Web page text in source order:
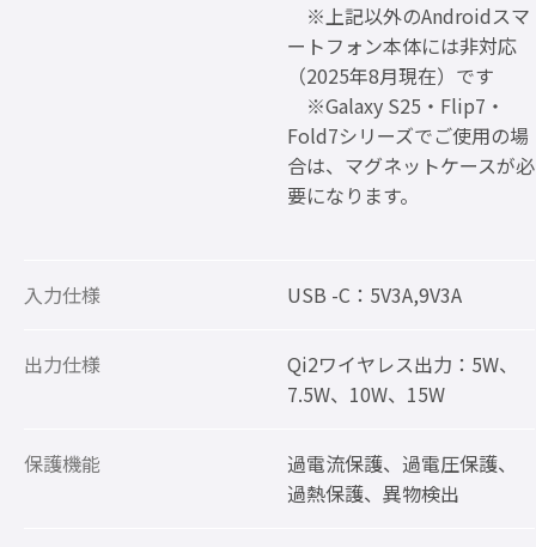
※上記以外のAndroidスマ
ートフォン本体には非対応
（2025年8月現在）です
※Galaxy S25・Flip7・
Fold7シリーズでご使用の場
合は、マグネットケースが必
要になります。
入力仕様 USB -C：5V3A,9V3A
出力仕様
Qi2ワイヤレス出力：5W、
7.5W、10W、15W
保護機能
過電流保護、過電圧保護、
過熱保護、異物検出